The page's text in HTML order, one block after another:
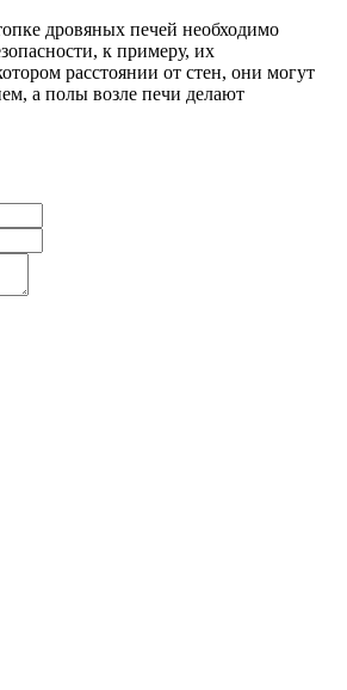
дровяных печей необходимо
к примеру, их
расстоянии от стен, они могут
а полы возле печи делают